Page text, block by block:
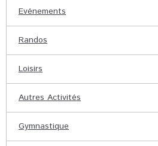
Evénements
Randos
Loisirs
Autres Activités
Gymnastique